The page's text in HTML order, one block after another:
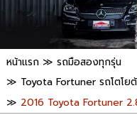
หน้าแรก ≫ รถมือสองทุกรุ่น
≫ Toyota Fortuner รถโตโย
≫ 2016 Toyota Fortuner